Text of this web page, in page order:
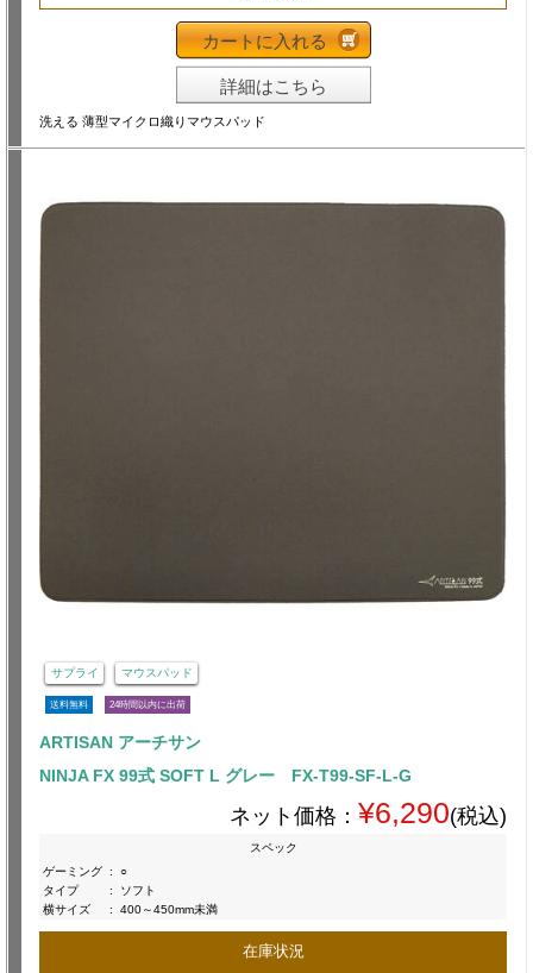
カートに入れる
詳細はこちら
洗える 薄型マイクロ織りマウスパッド
サプライ マウスパッド
送料無料 24時間以内に出荷
ARTISAN アーチサン
NINJA FX 99式 SOFT L グレー FX-T99-SF-L-G
ネット価格： ¥6,290(税込)
スペック
ゲーミング :
○
タイプ
:
ソフト
横サイズ
: 400～450mm未満
在庫状況